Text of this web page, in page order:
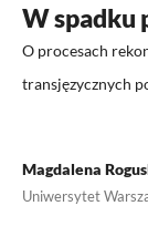
W spadku
O procesach
transjęzycznych
Magdalena
Uniwersytet